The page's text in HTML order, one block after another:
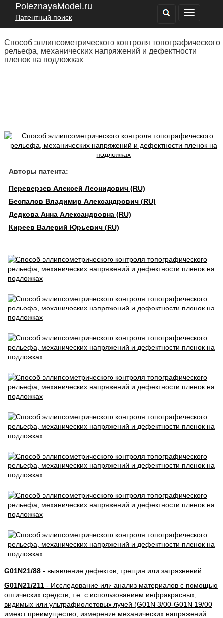
PoleznayaModel.ru
Патентный поиск
Способ эллипсометрического контроля топографического
рельефа, механических напряжений и дефектности
пленок на подложках
Авторы патента:
Переверзев Алексей Леонидович (RU)
Беспалов Владимир Александрович (RU)
Дедкова Анна Александровна (RU)
Киреев Валерий Юрьевич (RU)
G01N21/88- выявление дефектов, трещин или загрязнений
G01N21/211- Исследование или анализ материалов с помощью
оптических средств, т.е. с использованием инфракрасных,
видимых или ультрафиолетовых лучей (G01N 3/00-G01N 19/00
имеют преимущество; измерение механических напряжений